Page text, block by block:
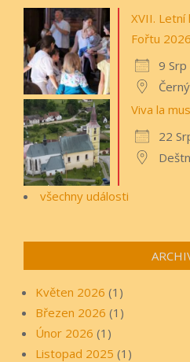
XVII.
Fořtu 2026
9 Srp
Viva la
22
všechny události
Květen 2026 (1)
Březen 2026 (1)
Únor 2026 (1)
Listopad 2025 (1)